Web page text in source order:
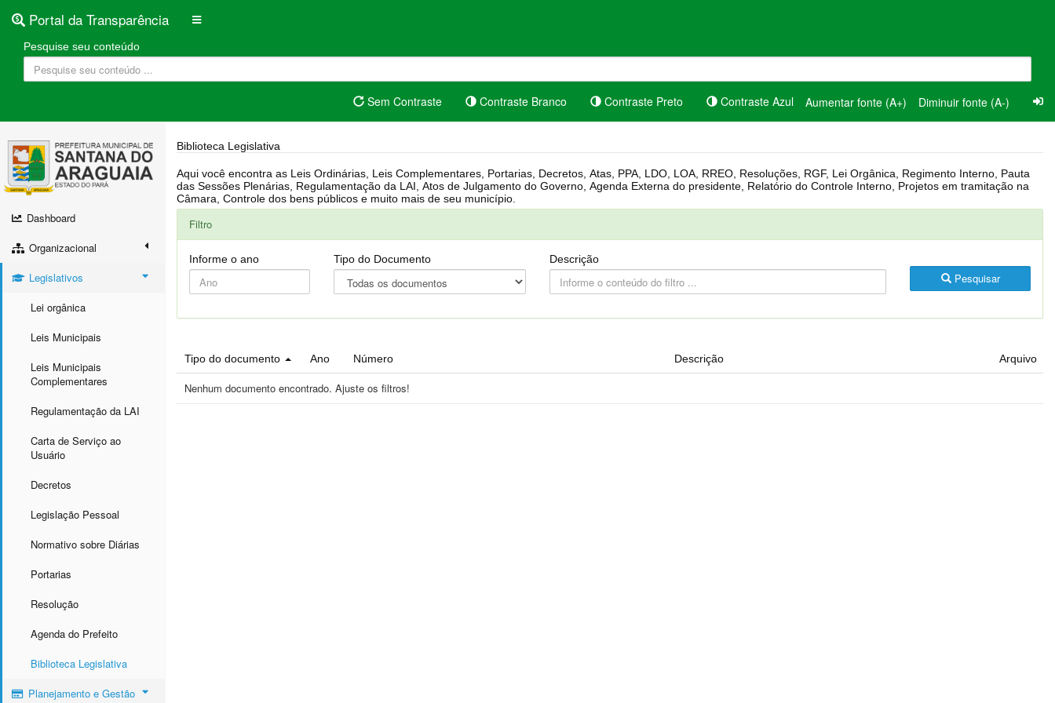
Portal da Transparência
Pesquise seu conteúdo
Sem Contraste Contraste Branco Contraste Preto Contraste Azul Aumentar fonte (A+) Diminuir fonte (A-)
Dashboard
Organizacional
Legislativos
Lei orgânica
Leis Municipais
Leis Municipais
Complementares
Regulamentação da LAI
Carta de Serviço ao
Usuário
Decretos
Legislação Pessoal
Normativo sobre Diárias
Portarias
Resolução
Agenda do Prefeito
Biblioteca Legislativa
Planejamento e Gestão
Biblioteca Legislativa
Aqui você encontra as Leis Ordinárias, Leis Complementares, Portarias, Decretos, Atas, PPA, LDO, LOA, RREO, Resoluções, RGF, Lei Orgânica, Regimento Interno, Pauta
das Sessões Plenárias, Regulamentação da LAI, Atos de Julgamento do Governo, Agenda Externa do presidente, Relatório do Controle Interno, Projetos em tramitação na
Câmara, Controle dos bens públicos e muito mais de seu município.
Filtro
Informe o ano Tipo do Documento Descrição
Pesquisar
Tipo do documento Ano Número Descrição Arquivo
Nenhum documento encontrado. Ajuste os filtros!